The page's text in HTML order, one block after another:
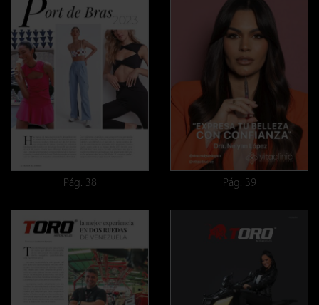
Pág. 38 Pág. 39